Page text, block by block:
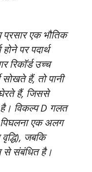
प्रसार एक भौतिक
पर पदार्थ
रिकॉर्ड उच्च
सोखते हैं, तो पानी
हैं, जिससे
विकल्प D गलत
पिघलना एक अलग
जबकि
से संबंधित है।